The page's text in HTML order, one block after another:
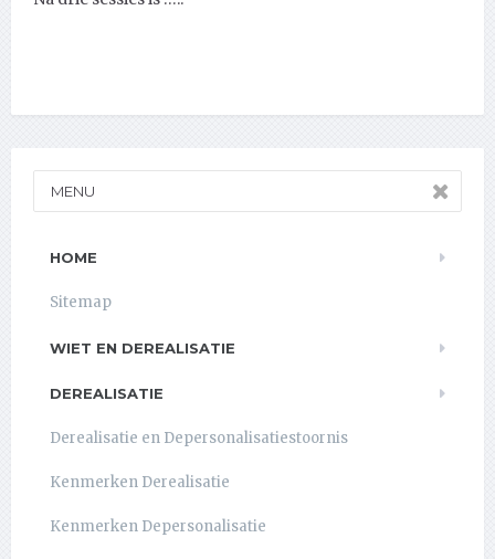
MENU
HOME
Sitemap
WIET EN DEREALISATIE
DEREALISATIE
Derealisatie en Depersonalisatiestoornis
Kenmerken Derealisatie
Kenmerken Depersonalisatie